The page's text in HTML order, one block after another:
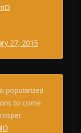
27, 2015
popularized
to come